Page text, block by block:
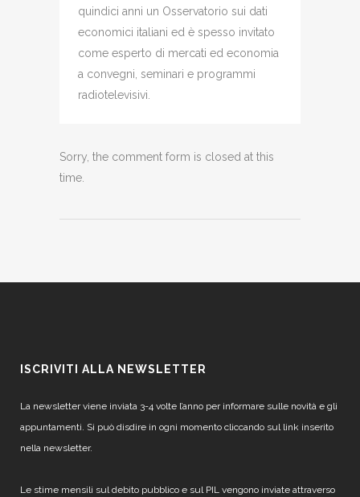
quindici anni un Osservatorio sui dati
economici italiani ed è spesso invitato
come esperto di mercati ed economia
a convegni, seminari e programmi
radiotelevisivi.
Sorry, the comment form is closed at this
time.
ISCRIVITI ALLA NEWSLETTER
La newsletter viene inviata 3-4 volte l’anno per informare sulle novità e gli
appuntamenti. Si può disdire in ogni momento cliccando sul link inserito
nella newsletter.
Le stime mensili sul debito pubblico e sul PIL vengono inviate attraverso